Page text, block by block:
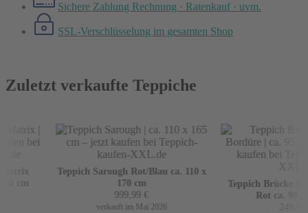
Sichere Zahlung Rechnung · Ratenkauf · uvm.
SSL-Verschlüsselung im gesamten Shop
Zuletzt verkaufte Teppiche
Teppich Sarough Rot/Blau ca. 110 x
170 cm
999,99€
verkauft im Mai 2026
Teppich Brücke
Rot ca. 90 x